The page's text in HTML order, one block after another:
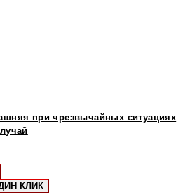
при чрезвычайных ситуациях
КЛИК